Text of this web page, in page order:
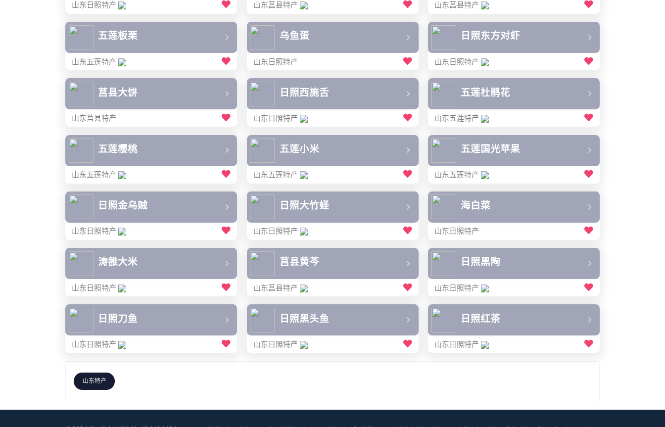
山东日照特产 山东莒县特产 山东莒县特产
五莲板栗
山东五莲特产
乌鱼蛋
山东日照特产
日照东方对虾
山东日照特产
莒县大饼
山东莒县特产
日照西施舌
山东日照特产
五莲杜鹃花
山东五莲特产
五莲樱桃
山东五莲特产
五莲小米
山东五莲特产
五莲国光苹果
山东五莲特产
日照金乌贼
山东日照特产
日照大竹蛏
山东日照特产
海白菜
山东日照特产
涛雒大米
山东日照特产
莒县黄芩
山东莒县特产
日照黑陶
山东日照特产
日照刀鱼
山东日照特产
日照黑头鱼
山东日照特产
日照红茶
山东日照特产
山东特产